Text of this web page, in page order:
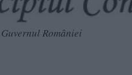
României